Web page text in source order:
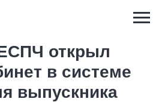
открыл
в системе
выпускника